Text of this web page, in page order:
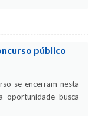
público
se encerram nesta
oportunidade busca